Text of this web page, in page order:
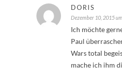
DORIS
Dezember 10, 2015
Ich möchte
Paul
Wars total
mache ich ihm